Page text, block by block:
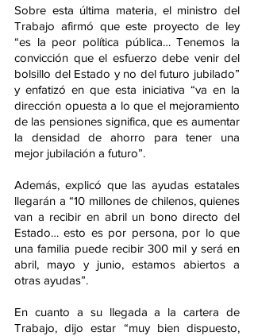
Sobre esta última materia, el ministro del
Trabajo afirmó que este proyecto de ley
“es la peor política pública… Tenemos la
convicción que el esfuerzo debe venir del
bolsillo del Estado y no del futuro jubilado”
y enfatizó en que esta iniciativa “va en la
dirección opuesta a lo que el mejoramiento
de las pensiones significa, que es aumentar
la densidad de ahorro para tener una
mejor jubilación a futuro”.
Además, explicó que las ayudas estatales
llegarán a “10 millones de chilenos, quienes
van a recibir en abril un bono directo del
Estado… esto es por persona, por lo que
una familia puede recibir 300 mil y será en
abril, mayo y junio, estamos abiertos a
otras ayudas”.
En cuanto a su llegada a la cartera de
Trabajo, dijo estar “muy bien dispuesto,